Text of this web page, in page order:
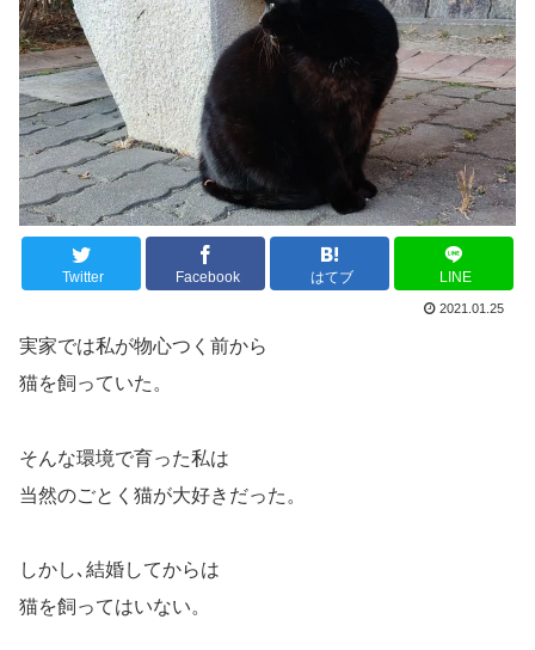
Twitter Facebook はてブ LINE
2021.01.25
実家では私が物心つく前から
猫を飼っていた。
そんな環境で育った私は
当然のごとく猫が大好きだった。
しかし､結婚してからは
猫を飼ってはいない。